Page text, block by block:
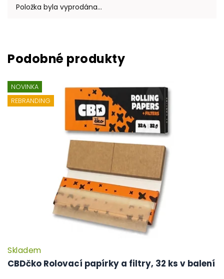
Položka byla vyprodána…
NOVINKA
REBRANDING
CBDčko Rolovací papírky a filtry, 32 ks v balení
Skladem